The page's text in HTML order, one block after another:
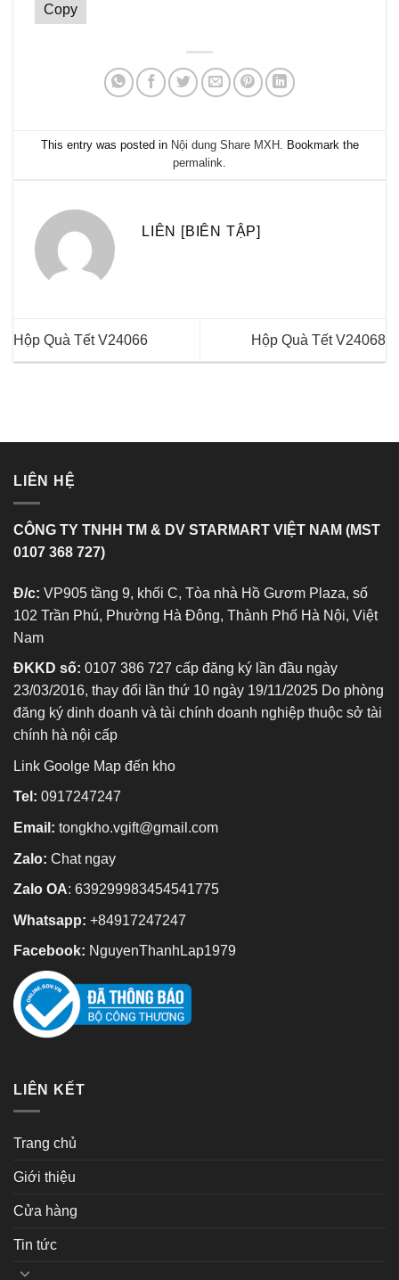
Copy
This entry was posted in Nội dung Share MXH . Bookmark the
permalink.
LIÊN [BIÊN TẬP]
Hộp Quà Tết V24066 Hộp Quà Tết V24068
LIÊN HỆ
CÔNG TY TNHH TM & DV STARMART VIỆT NAM (MST
0107 368 727)
Đ/c: VP905 tầng 9, khối C, Tòa nhà Hồ Gươm Plaza, số
102 Trần Phú, Phường Hà Đông, Thành Phố Hà Nội, Việt
Nam
ĐKKD số: 0107 386 727 cấp đăng ký lần đầu ngày
23/03/2016, thay đổi lần thứ 10 ngày 19/11/2025 Do phòng
đăng ký dinh doanh và tài chính doanh nghiệp thuộc sở tài
chính hà nội cấp
Link Goolge Map đến kho
Tel: 0917247247
Email: tongkho.vgift@gmail.com
Zalo: Chat ngay
Zalo OA: 639299983454541775
Whatsapp: +84917247247
Facebook: NguyenThanhLap1979
LIÊN KẾT
Trang chủ
Giới thiệu
Cửa hàng
Tin tức